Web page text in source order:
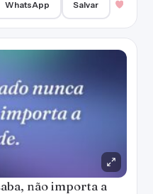
WhatsApp Salvar
não importa a